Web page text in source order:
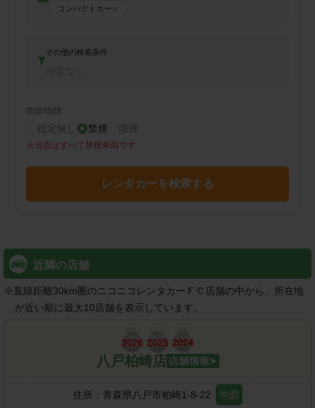
コンパクトカー
その他の検索条件
禁煙/喫煙
指定無し 禁煙 喫煙
※ 当店はすべて禁煙車両です
レンタカーを検索する
近隣の店舗
※直線距離30km圏のニコニコレンタカーＦＣ店舗の中から、所在地
が近い順に最大10店舗を表示しています。
八戸柏崎店
住所： 青森県八戸市柏崎1-8-22 地図